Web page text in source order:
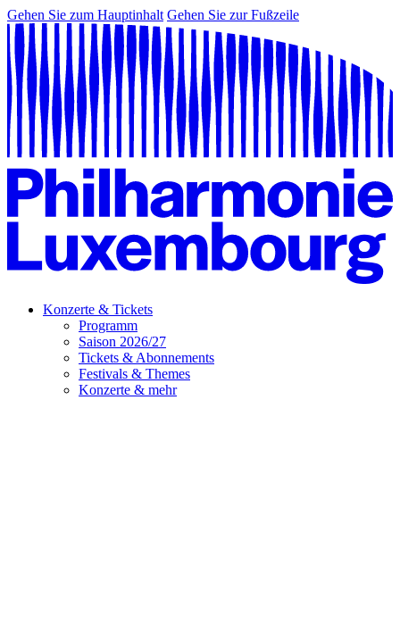
Gehen Sie zum Hauptinhalt Gehen Sie zur Fußzeile
Konzerte & Tickets
Programm
Saison 2026/27
Tickets & Abonnements
Festivals & Themes
Konzerte & mehr